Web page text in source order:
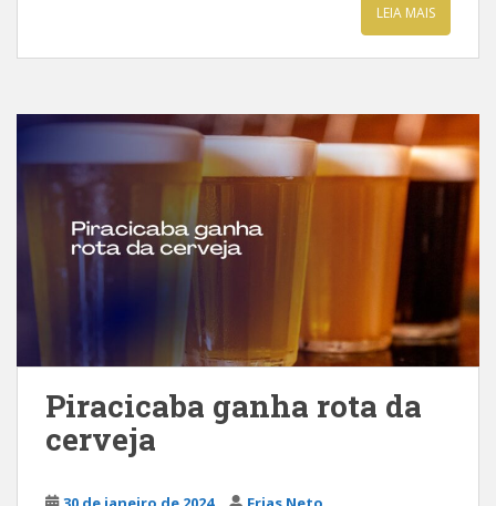
LEIA MAIS
Piracicaba ganha rota da
cerveja